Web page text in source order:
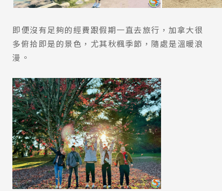
即便沒有足夠的經費跟假期一直去旅行，加拿大很
多俯拾即是的景色，尤其秋楓季節，隨處是溫暖浪
漫。